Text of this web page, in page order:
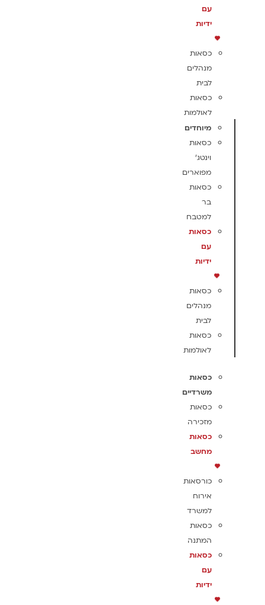
עם
ידיות
כסאות
מנהלים
לבית
כסאות
לאולמות
מיוחדים
כסאות
וינטג'
מפוארים
כסאות
בר
למטבח
כסאות
עם
ידיות
כסאות
מנהלים
לבית
כסאות
לאולמות
כסאות
משרדיים
כסאות
מזכירה
כסאות
מחשב
כורסאות
אירוח
למשרד
כסאות
המתנה
כסאות
עם
ידיות